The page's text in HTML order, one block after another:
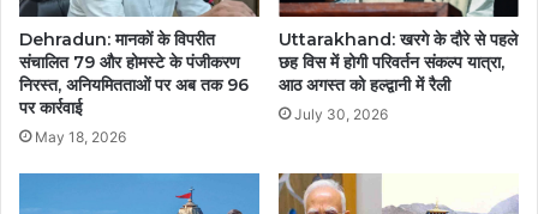
Dehradun: मानकों के विपरीत
संचालित 79 और होमस्टे के पंजीकरण
निरस्त, अनियमितताओं पर अब तक 96
पर कार्रवाई
May 18, 2026
Uttarakhand: खरगे के दौरे से पहले
छह विस में होगी परिवर्तन संकल्प यात्रा,
आठ अगस्त को हल्द्वानी में रैली
July 30, 2026